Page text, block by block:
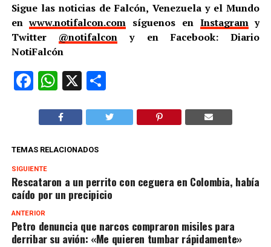
Sigue las noticias de Falcón, Venezuela y el Mundo
enwww.notifalcon.com síguenos en Instagramy
Twitter @notifalcon y en Facebook: Diario
NotiFalcón
Facebook
WhatsApp
X Compartir
TEMAS RELACIONADOS
SIGUIENTE
Rescataron a un perrito con ceguera en Colombia, había
caído por un precipicio
ANTERIOR
Petro denuncia que narcos compraron misiles para
derribar su avión: «Me quieren tumbar rápidamente»